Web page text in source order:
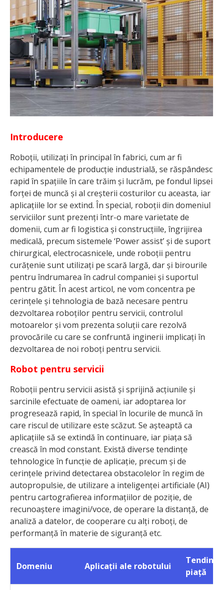
Introducere
Roboții, utilizați în principal în fabrici, cum ar fi
echipamentele de producție industrială, se răspândesc
rapid în spațiile în care trăim și lucrăm, pe fondul lipsei
forței de muncă și al creșterii costurilor cu aceasta, iar
aplicațiile lor se extind. În special, roboții din domeniul
serviciilor sunt prezenți într-o mare varietate de
domenii, cum ar fi logistica și construcțiile, îngrijirea
medicală, precum sistemele ‘Power assist’ și de suport
chirurgical, electrocasnicele, unde roboții pentru
curățenie sunt utilizați pe scară largă, dar și birourile
pentru îndrumarea în cadrul companiei și suportul
pentru gătit. În acest articol, ne vom concentra pe
cerințele și tehnologia de bază necesare pentru
dezvoltarea roboților pentru servicii, controlul
motoarelor și vom prezenta soluții care rezolvă
provocările cu care se confruntă inginerii implicați în
dezvoltarea de noi roboți pentru servicii.
Robot pentru servicii
Roboții pentru servicii asistă și sprijină acțiunile și
sarcinile efectuate de oameni, iar adoptarea lor
progresează rapid, în special în locurile de muncă în
care riscul de utilizare este scăzut. Se așteaptă ca
aplicațiile să se extindă în continuare, iar piața să
crească în mod constant. Există diverse tendințe
tehnologice în funcție de aplicație, precum și de
cerințele privind detectarea obstacolelor în regim de
autopropulsie, de utilizare a inteligenței artificiale (AI)
pentru cartografierea informațiilor de poziție, de
recunoaștere imagini/voce, de operare la distanță, de
analiză a datelor, de cooperare cu alți roboți, de
performanță în materie de siguranță etc.
Domeniu Aplicații ale robotului
piață